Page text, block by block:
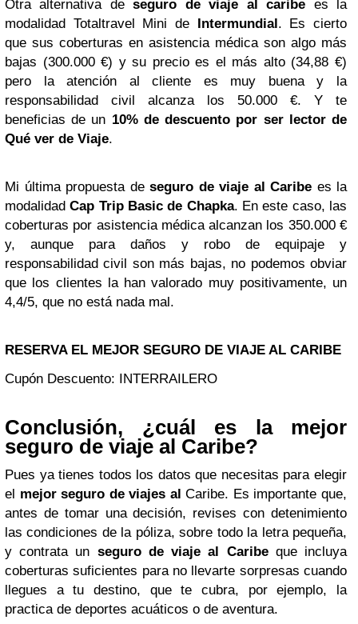
Otra alternativa deseguro de viaje al caribe es la
modalidad Totaltravel Mini de Intermundial. Es cierto
que sus coberturas en asistencia médica son algo más
bajas (300.000 €) y su precio es el más alto (34,88 €)
pero la atención al cliente es muy buena y la
responsabilidad civil alcanza los 50.000 €. Y te
beneficias de un 10% de descuento por ser lector de
Qué ver de Viaje.
Mi última propuesta de seguro de viaje al Caribe es la
modalidadCap Trip Basic de Chapka. En este caso, las
coberturas por asistencia médica alcanzan los 350.000 €
y, aunque para daños y robo de equipaje y
responsabilidad civil son más bajas, no podemos obviar
que los clientes la han valorado muy positivamente, un
4,4/5, que no está nada mal.
RESERVA EL MEJOR SEGURO DE VIAJE AL CARIBE
Cupón Descuento: INTERRAILERO
Conclusión, ¿cuál es la mejor
seguro de viaje al Caribe?
Pues ya tienes todos los datos que necesitas para elegir
el mejor seguro de viajes alCaribe. Es importante que,
antes de tomar una decisión, revises con detenimiento
las condiciones de la póliza, sobre todo la letra pequeña,
y contrata un seguro de viaje al Caribe que incluya
coberturas suficientes para no llevarte sorpresas cuando
llegues a tu destino, que te cubra, por ejemplo, la
practica de deportes acuáticos o de aventura.